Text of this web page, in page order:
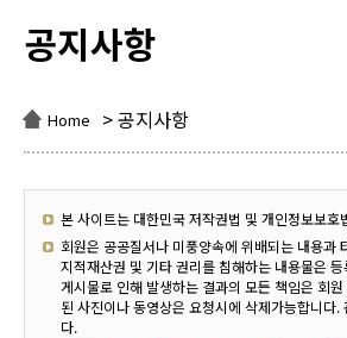
공지사항
Home > 공지사항
본 사이트는 대한민국 저작권법 및 개인정보보호
회원은 공공질서나 미풍양속에 위배되는 내용과
지적재산권 및 기타 권리를 침해하는 내용물은
게시물로 인해 발생하는 결과의 모든 책임은 회
된 사진이나 동영상은 요청시에 삭제가능합니다.
다.